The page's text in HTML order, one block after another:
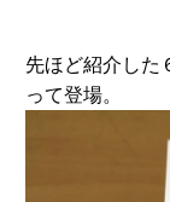
先ほど紹介した
って登場。